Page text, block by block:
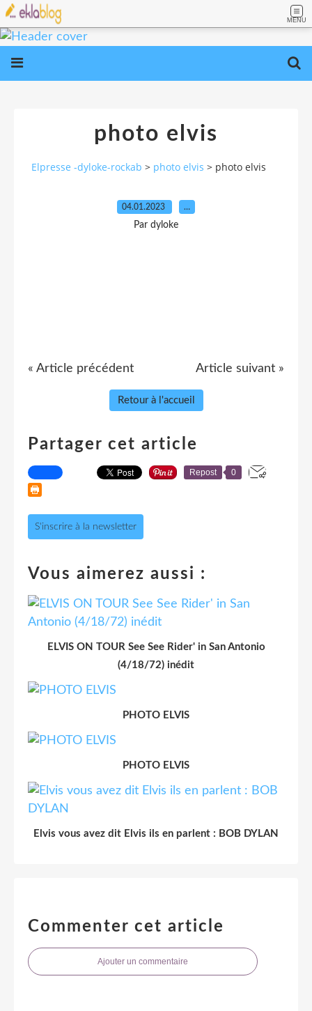
MENU
photo elvis
Elpresse -dyloke-rockab > photo elvis > photo elvis
04.01.2023 …
Par dyloke
« Article précédent Article suivant »
Retour à l'accueil
Partager cet article
Repost 0
S'inscrire à la newsletter
Vous aimerez aussi :
ELVIS ON TOUR See See Rider' in San Antonio
(4/18/72) inédit
PHOTO ELVIS
PHOTO ELVIS
Elvis vous avez dit Elvis ils en parlent : BOB DYLAN
Commenter cet article
Ajouter un commentaire